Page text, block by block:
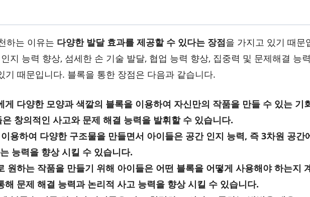
하는 이유는 다양한 발달 효과를 제공할 수 있다는 장점을 가지고 있기 때문
지 능력 향상, 섬세한 손 기술 발달, 협업 능력 향상, 집중력 및 문제해결 능
기 때문입니다. 블록을 통한 장점은 다음과 같습니다.
게 다양한 모양과 색깔의 블록을 이용하여 자신만의 작품을 만들 수 있는 기
창의적인 사고와 문제 해결 능력을 발휘할 수 있습니다.
용하여 다양한 구조물을 만들면서 아이들은 공간 인지 능력, 즉 3차원 공간
능력을 향상 시킬 수 있습니다.
원하는 작품을 만들기 위해 아이들은 어떤 블록을 어떻게 사용해야 하는지
문제 해결 능력과 논리적 사고 능력을 향상 시킬 수 있습니다.